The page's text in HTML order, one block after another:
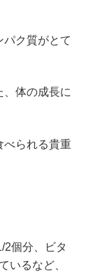
ク質がとて
体の成長に
べられる貴重
2個分、ビタ
いるなど、